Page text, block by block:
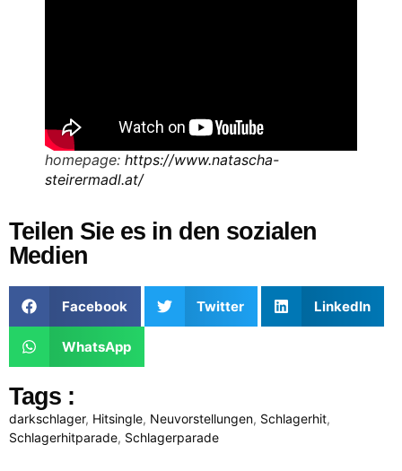
homepage: https://www.natascha-
steirermadl.at/
Teilen Sie es in den sozialen
Medien
Facebook Twitter LinkedIn
WhatsApp
Tags :
darkschlager, Hitsingle, Neuvorstellungen, Schlagerhit,
Schlagerhitparade, Schlagerparade